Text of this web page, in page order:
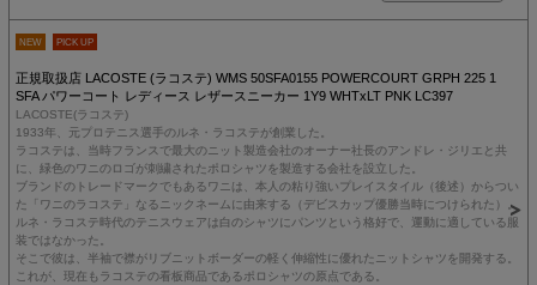
NEW PICK UP
正規取扱店 LACOSTE (ラコステ) WMS 50SFA0155 POWERCOURT GRPH 225 1
SFA パワーコート レディース レザースニーカー 1Y9 WHTxLT PNK LC397
LACOSTE(ラコステ)
1933年、元プロテニス選手のルネ・ラコステが創業した。
ラコステは、当時フランスで最大のニット製造会社のオーナー社長のアンドレ・ジリエと共
に、緑色のワニのロゴが刺繍されたポロシャツを製造する会社を設立した。
ブランドのトレードマークでもあるワニは、本人の粘り強いプレイスタイル（後述）からつい
た「ワニのラコステ」なるニックネームに由来する（デビスカップ優勝当時につけられた）。
ルネ・ラコステ時代のテニスウェアは白のシャツにパンツという格好で、運動に適している服
装ではなかった。
そこで彼は、半袖で襟がリブニットボーダーの軽く伸縮性に優れたニットシャツを開発する。
これが、現在もラコステの看板商品であるポロシャツの原点である。